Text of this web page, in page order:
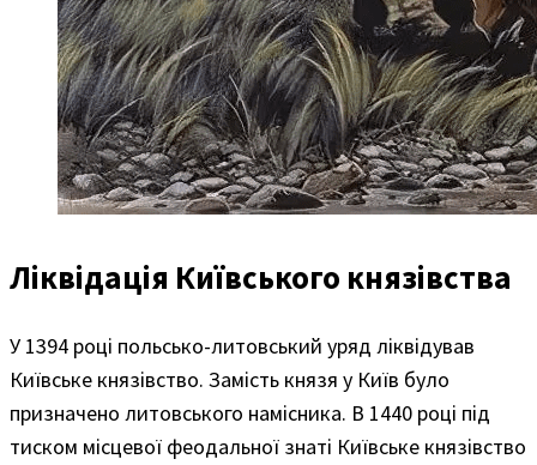
Ліквідація Київського князівства
У 1394 році польсько-литовський уряд ліквідував
Київське князівство. Замість князя у Київ було
призначено литовського намісника. В 1440 році під
тиском місцевої феодальної знаті Київське князівство